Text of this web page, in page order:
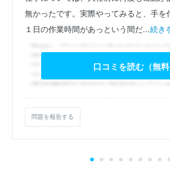
無かったです。実際やってみると、手を
１日の作業時間があっという間だ...続き
口コミを読む（無料
問題を報告する